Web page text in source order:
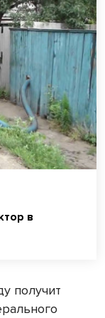
в
получит